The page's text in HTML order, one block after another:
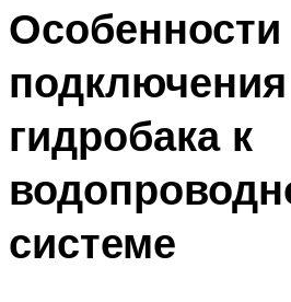
Особенности
подключения
гидробака к
системе